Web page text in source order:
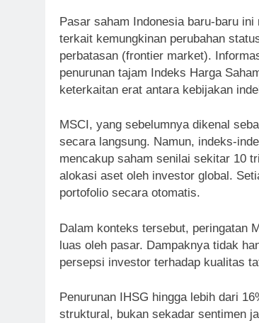
Pasar saham Indonesia baru-baru
terkait kemungkinan perubahan
perbatasan (frontier market).
penurunan tajam Indeks Harga
keterkaitan erat antara kebijakan
MSCI, yang sebelumnya dikenal
secara langsung. Namun, indeks-
mencakup saham senilai sekitar 10
alokasi aset oleh investor global.
portofolio secara otomatis.
Dalam konteks tersebut, peringatan
luas oleh pasar. Dampaknya tidak
persepsi investor terhadap kualitas
Penurunan IHSG hingga lebih dari
struktural, bukan sekadar sentimen